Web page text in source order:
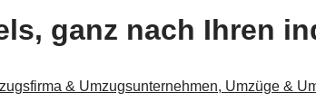
ganz nach Ihren
& Umzugsunternehmen, Umzüge &